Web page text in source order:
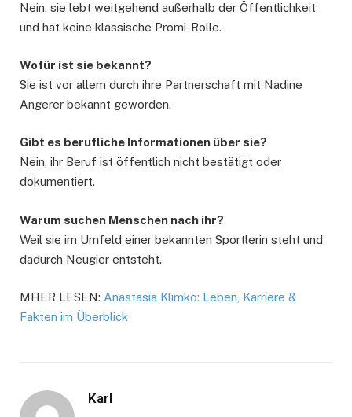
Nein, sie lebt weitgehend außerhalb der Öffentlichkeit
und hat keine klassische Promi-Rolle.
Wofür ist sie bekannt?
Sie ist vor allem durch ihre Partnerschaft mit Nadine
Angerer bekannt geworden.
Gibt es berufliche Informationen über sie?
Nein, ihr Beruf ist öffentlich nicht bestätigt oder
dokumentiert.
Warum suchen Menschen nach ihr?
Weil sie im Umfeld einer bekannten Sportlerin steht und
dadurch Neugier entsteht.
MHER LESEN: Anastasia Klimko: Leben, Karriere &
Fakten im Überblick
Karl